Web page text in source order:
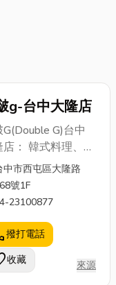
不中斷，到維
護您用氣安
全，瓦斯行的
專業服務遠超
乎您的想像。
本文將帶您深
入了解這些專
業服務如何保
障您的日常便
利與居家安
全，文末更將
推薦幾...
g-台中大隆店
G)台中
： 韓式料理、
美食餐廳、
巨無霸串燒烤
巨無霸起司肋排、
子牛年糕鍋、起
鍋、鍋巴烤雞、
鍋、部隊鍋、烤
中市西屯區大隆路
號1F
23100877
撥打電話
收藏 來源